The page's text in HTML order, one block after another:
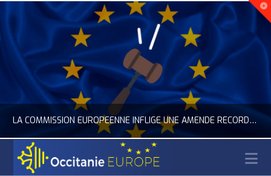
LA COMMISSION EUROPÉENNE INFLIGE UNE AMENDE RECORD À GOOGLE